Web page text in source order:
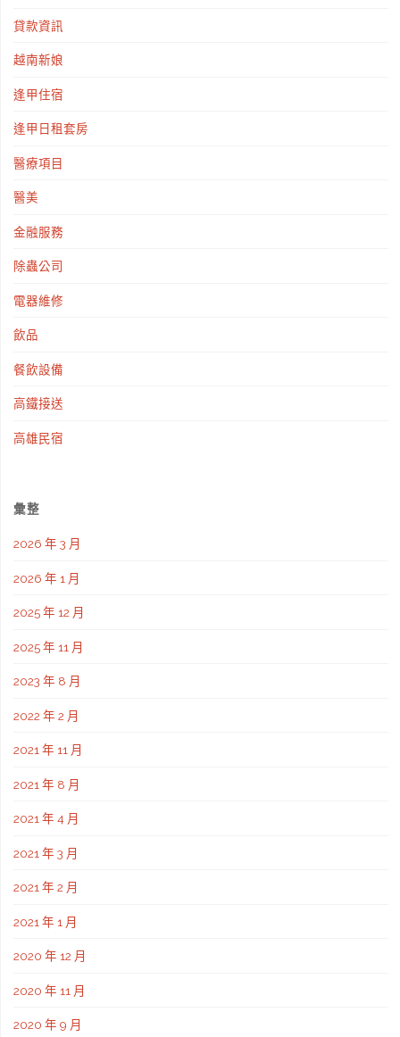
貸款資訊
越南新娘
逢甲住宿
逢甲日租套房
醫療項目
醫美
金融服務
除蟲公司
電器維修
飲品
餐飲設備
高鐵接送
高雄民宿
彙整
2026 年 3 月
2026 年 1 月
2025 年 12 月
2025 年 11 月
2023 年 8 月
2022 年 2 月
2021 年 11 月
2021 年 8 月
2021 年 4 月
2021 年 3 月
2021 年 2 月
2021 年 1 月
2020 年 12 月
2020 年 11 月
2020 年 9 月